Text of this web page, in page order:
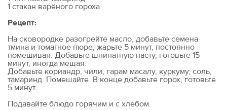
1 стакан варёного гороха
Рецепт:
На сковородке разогрейте масло, добавьте семена
тмина и томатное пюре, жарьте 5 минут, постоянно
помешивая. Добавьте шпинатную пасту, готовьте 15
минут, иногда мешая.
Добавьте кориандр, чили, гарам масалу, куркуму, соль,
тамаринд. Помешайте. В конце добавьте горох, готовьте
5 минут.
Подавайте блюдо горячим и с хлебом.